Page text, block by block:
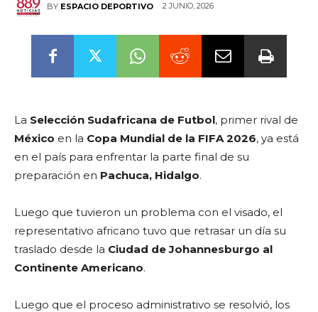
BY ESPACIO DEPORTIVO 2 JUNIO, 2026
La Selección Sudafricana de Futbol, primer rival de
México en la Copa Mundial de la FIFA 2026, ya está
en el país para enfrentar la parte final de su
preparación en Pachuca, Hidalgo.
Luego que tuvieron un problema con el visado, el
representativo africano tuvo que retrasar un día su
traslado desde la Ciudad de Johannesburgo al
Continente Americano.
Luego que el proceso administrativo se resolvió, los